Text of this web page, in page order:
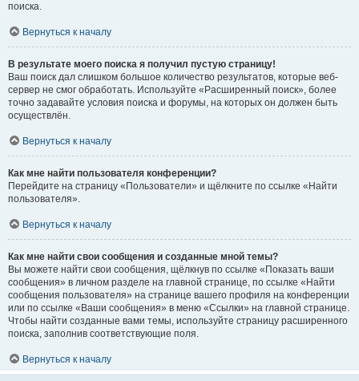
поиска.
Вернуться к началу
В результате моего поиска я получил пустую страницу!
Ваш поиск дал слишком большое количество результатов, которые веб-
сервер не смог обработать. Используйте «Расширенный поиск», более
точно задавайте условия поиска и форумы, на которых он должен быть
осуществлён.
Вернуться к началу
Как мне найти пользователя конференции?
Перейдите на страницу «Пользователи» и щёлкните по ссылке «Найти
пользователя».
Вернуться к началу
Как мне найти свои сообщения и созданные мной темы?
Вы можете найти свои сообщения, щёлкнув по ссылке «Показать ваши
сообщения» в личном разделе на главной странице, по ссылке «Найти
сообщения пользователя» на странице вашего профиля на конференции
или по ссылке «Ваши сообщения» в меню «Ссылки» на главной странице.
Чтобы найти созданные вами темы, используйте страницу расширенного
поиска, заполнив соответствующие поля.
Вернуться к началу